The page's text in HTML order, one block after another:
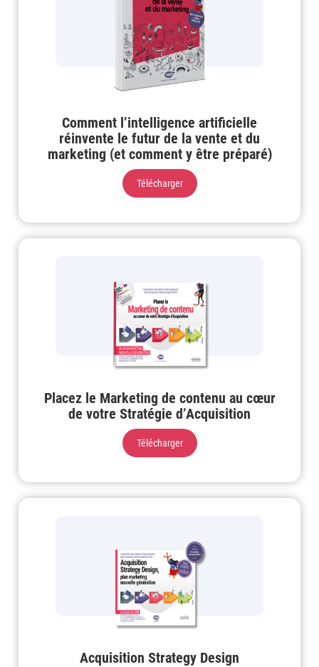
Comment l’intelligence artificielle
réinvente le futur de la vente et du
marketing (et comment y être préparé)
Télécharger
Placez le Marketing de contenu au cœur
de votre Stratégie d’Acquisition
Télécharger
Acquisition Strategy Design